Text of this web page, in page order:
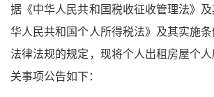
据《中华人民共和国税收征收管理法》
华人民共和国个人所得税法》及其实施
法律法规的规定，现将个人出租房屋个
关事项公告如下：